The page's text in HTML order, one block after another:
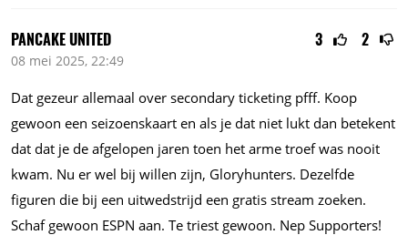
3 2
PANCAKE UNITED
08 mei 2025, 22:49
Dat gezeur allemaal over secondary ticketing pfff. Koop
gewoon een seizoenskaart en als je dat niet lukt dan betekent
dat dat je de afgelopen jaren toen het arme troef was nooit
kwam. Nu er wel bij willen zijn, Gloryhunters. Dezelfde
figuren die bij een uitwedstrijd een gratis stream zoeken.
Schaf gewoon ESPN aan. Te triest gewoon. Nep Supporters!